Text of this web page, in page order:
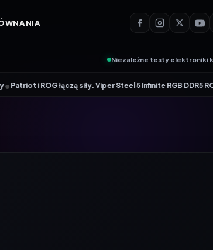
Niezależne testy elektroniki
łączą siły. Viper Steel 5 Infinite RGB DDR5 ROG Edition